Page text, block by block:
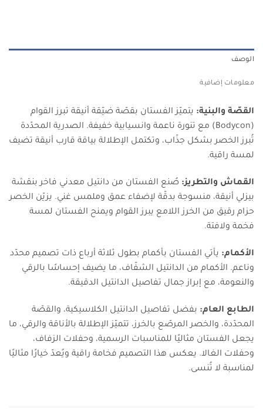
الوصف
معلومات إضافية
القصّة والبنية: يتميّز الفستان بقصّة ضيّقة أنيقة تبرز القوام
(Bodycon) مع تنورة ناعمة وانسيابية خفيفة. الصدرية المحدّدة
تُبرز الخصر بشكل جذّاب، وتكتمل الإطلالة بياقة قارب أنيقة تضيف
لمسة راقية.
القماش والتطريز: صُنع الفستان من دانتيل معدني فاخر بنقشة
بيزلي أنيقة، منسوجة بدقّة لإضفاء عمق وملمس غني. يزيّن الخصر
حزام رقيق من الخرز اللامع يبرز القوام ويمنح الفستان لمسة
فخمة ولافتة.
الأكمام: يأتي الفستان بأكمام بطول ثلاثة أرباع ذات تصميم محدّد
وناعم. الأكمام من الدانتيل الشفّاف، ما يضيف إحساسًا بالرقي
والنعومة، مع إبراز جمال تفاصيل الدانتيل الدقيقة.
الطابع العام: بفضل تفاصيل الدانتيل الكلاسيكية، والقصّة
المحدّدة، والخصر المرصّع بالخرز، تتميّز الإطلالة بالأناقة والرقي، ما
يجعل الفستان مثاليًا للمناسبات الرسمية، وحفلات الزفاف،
وحفلات الغالا. يعكس هذا التصميم فخامة راقية ويُعدّ خيارًا مثاليًا
لمناسبة لا تُنسى.